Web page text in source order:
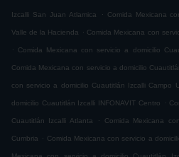
Izcalli San Juan Atlamica . Comida Mexicana
Valle de la Hacienda . Comida Mexicana con
.
Comida Mexicana con servicio a domicilio
Comida Mexicana con servicio a domicilio
con servicio a domicilio Cuautitlán Izcalli Campo
domicilio Cuautitlán Izcalli INFONAVIT Centro .
Cuautitlán Izcalli Atlanta . Comida Mexicana
Cumbria . Comida Mexicana con servicio a